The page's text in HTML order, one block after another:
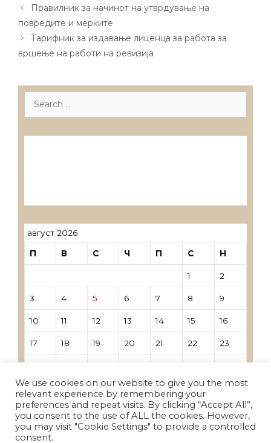
Post
navigation
Правилник за начинот на утврдување на
повредите и мерките
Тарифник за издавање лиценца за работа за
вршење на работи на ревизија
Search
август 2026
П В С Ч П С Н
1 2
3 4 5 6 7 8 9
10 11 12 13 14 15 16
17 18 19 20 21 22 23
31
« Јун
We use cookies on our website to give you the most
relevant experience by remembering your
preferences and repeat visits. By clicking “Accept All”,
you consent to the use of ALL the cookies. However,
you may visit "Cookie Settings" to provide a controlled
consent.